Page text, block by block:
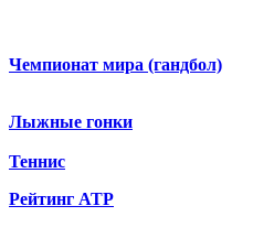
Чемпионат мира (гандбол)
Лыжные гонки
Теннис
Рейтинг ATP